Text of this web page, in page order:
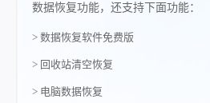
数据恢复功能，还支持下面功能：
> 数据恢复软件免费版
> 回收站清空恢复
> 电脑数据恢复